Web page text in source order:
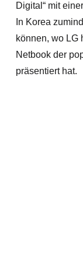
Digital“ mit
In Korea
können, wo LG
Netbook der
präsentiert hat.